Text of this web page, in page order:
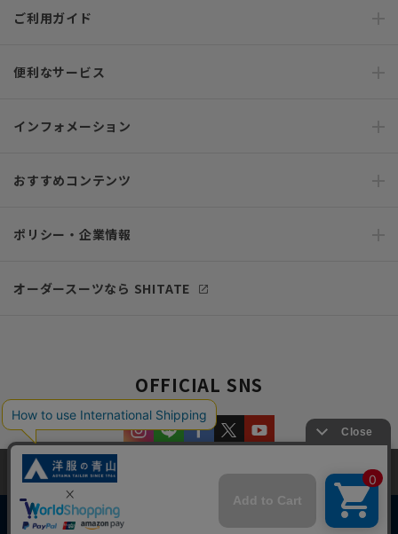
ご利用ガイド
便利なサービス
インフォメーション
おすすめコンテンツ
ポリシー・企業情報
オーダースーツなら SHITATE
OFFICIAL SNS
当サイトでは、快適な閲覧体験とコンテンツ改善のためにCookieを使用
しています。閲覧を続けることで、Cookieの使用に同意したものとみな